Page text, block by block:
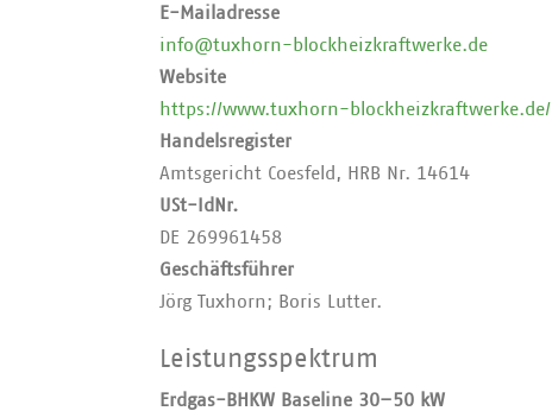
E-Mailadresse
info@tuxhorn-blockheizkraftwerke.de
Website
https://www.tuxhorn-blockheizkraftwerke.de/
Handelsregister
Amtsgericht Coesfeld, HRB Nr. 14614
USt-IdNr.
DE 269961458
Geschäftsführer
Jörg Tuxhorn; Boris Lutter.
Leistungsspektrum
Erdgas-BHKW Baseline 30–50 kW